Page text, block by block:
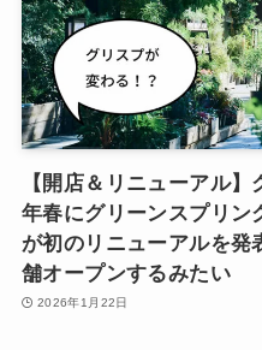
【開店＆リニューアル
年春にグリーンスプリン
が初のリニューアルを発
舗オープンするみたい
2026年1月22日